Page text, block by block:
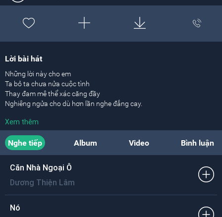
Lời bài hát
Những lời này cho em
Ta bỏ ta chưa nửa cuộc tình
Thay đam mê thể xác căng đầy
Nghiêng ngửa cho dù hơn lần nghe đắng cay.
Những lời này cho em
Đêm đơn côi chợt thấy đêm dài
[ĐK:]
Từ đó đôi mình buông xuôi tất cả như hai kẻ lạ
Xem thêm
Nghe tiếp Album Video Bình luận
Căn Nhà Ngoại Ô
Dương Thiện Lâm
Nó